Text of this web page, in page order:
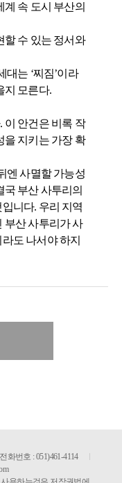
속 도시 부산의
할 수 있는 정서와
대는 ‘찌짐’이라
지 모른다.
이 안건은 비록 작
을 지키는 가장 확
엔 사멸할 가능성
부산 사투리의
니다. 우리 지역
부산 사투리가 사
도 나서야 하지
전화번호 : 051)461-4114